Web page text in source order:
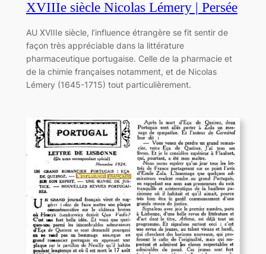
XVIIIe siècle Nicolas Lémery | Persée
AU XVIIIe siècle, l’influence étrangère se fit sentir de
façon très appréciable dans la littérature
pharmaceutique portugaise. Celle de la pharmacie et
de la chimie françaises notamment, et de Nicolas
Lémery (1645-1715) tout particulièrement.